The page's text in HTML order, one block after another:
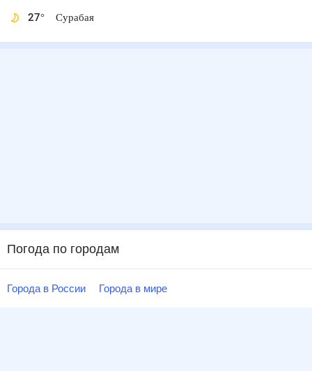
27° Сурабая
Погода по городам
Города в России Города в мире